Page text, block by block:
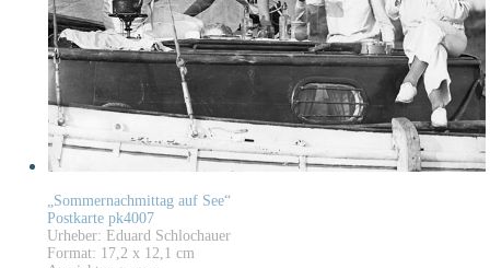
„Sommernachmittag auf See“
Postkarte pk4007
Urheber: Eduard Schlochauer
Format: 17,2 x 12,1 cm